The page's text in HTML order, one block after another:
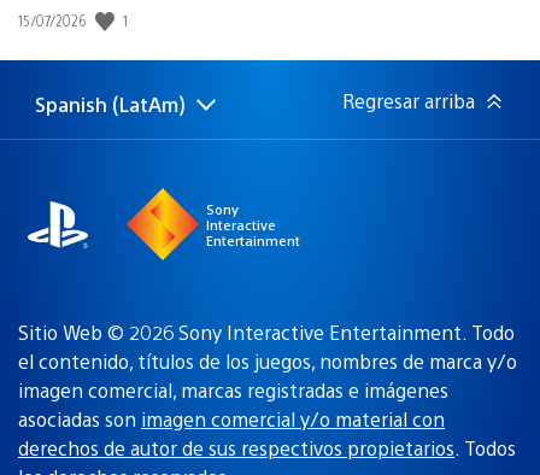
Fecha
publicación:
15/07/2026 1
Elige
una
Región
actual:
Spanish (LatAm) Regresar arriba
Sony
Interactive
Entertainment
Sitio Web © 2026 Sony Interactive Entertainment. Todo
el contenido, títulos de los juegos, nombres de marca y/o
imagen comercial, marcas registradas e imágenes
asociadas son imagen comercial y/o material con
derechos de autor de sus respectivos propietarios. Todos